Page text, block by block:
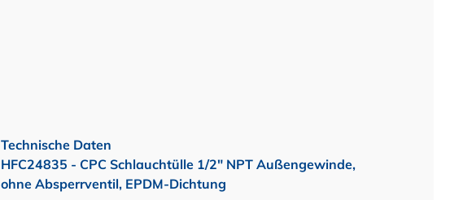
Technische Daten
HFC24835 - CPC Schlauchtülle 1/2" NPT Außengewinde,
ohne Absperrventil, EPDM-Dichtung